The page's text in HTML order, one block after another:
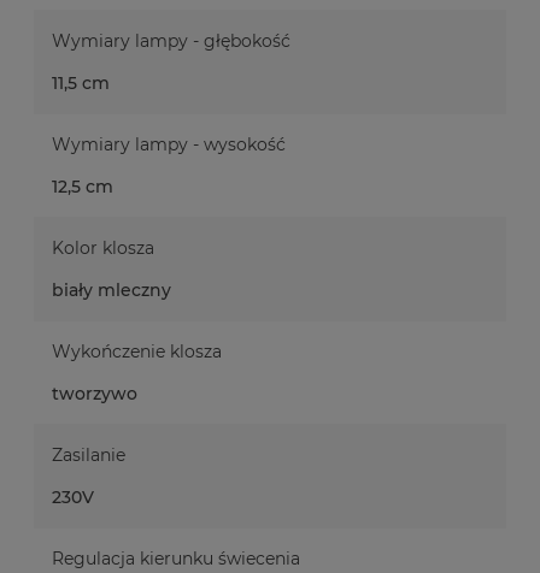
Wymiary lampy - głębokość
11,5 cm
Wymiary lampy - wysokość
12,5 cm
Kolor klosza
biały mleczny
Wykończenie klosza
tworzywo
Zasilanie
230V
Regulacja kierunku świecenia